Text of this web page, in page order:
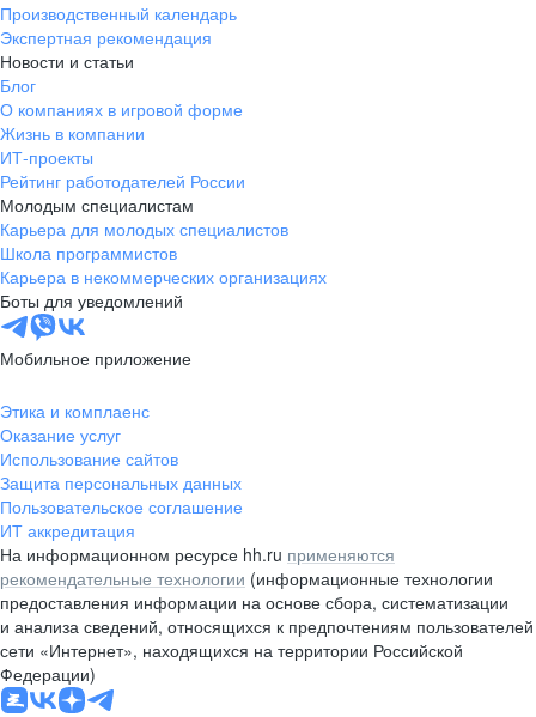
Производственный календарь
Экспертная рекомендация
Новости и статьи
Блог
О компаниях в игровой форме
Жизнь в компании
ИТ-проекты
Рейтинг работодателей России
Молодым специалистам
Карьера для молодых специалистов
Школа программистов
Карьера в некоммерческих организациях
Боты для уведомлений
Мобильное приложение
Этика и комплаенс
Оказание услуг
Использование сайтов
Защита персональных данных
Пользовательское соглашение
ИТ аккредитация
На информационном ресурсе hh.ru применяются
рекомендательные технологии (информационные технологии
предоставления информации на основе сбора, систематизации
и анализа сведений, относящихся к предпочтениям пользователей
сети «Интернет», находящихся на территории Российской
Федерации)